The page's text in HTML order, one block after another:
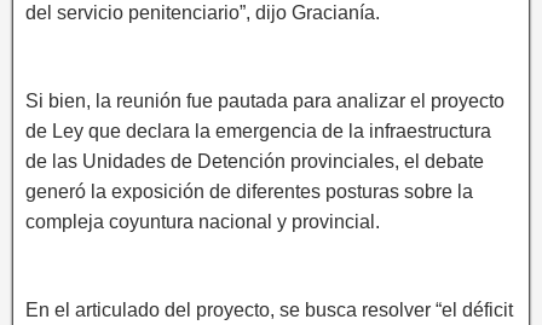
del servicio penitenciario”, dijo Gracianía.
Si bien, la reunión fue pautada para analizar el proyecto
de Ley que declara la emergencia de la infraestructura
de las Unidades de Detención provinciales, el debate
generó la exposición de diferentes posturas sobre la
compleja coyuntura nacional y provincial.
En el articulado del proyecto, se busca resolver “el déficit